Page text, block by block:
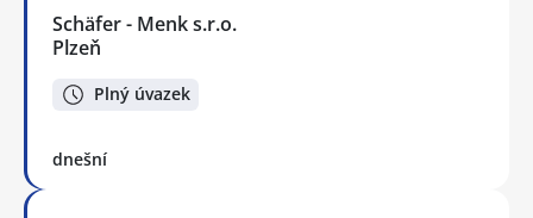
Schäfer - Menk s.r.o.
Plzeň
Plný úvazek
dnešní